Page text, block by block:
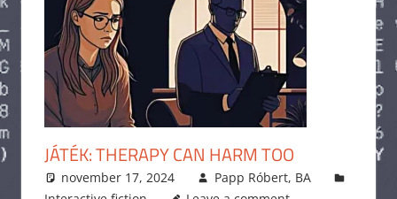
JÁTÉK: THERAPY CAN HARM TOO
november 17, 2024
Papp Róbert, BA